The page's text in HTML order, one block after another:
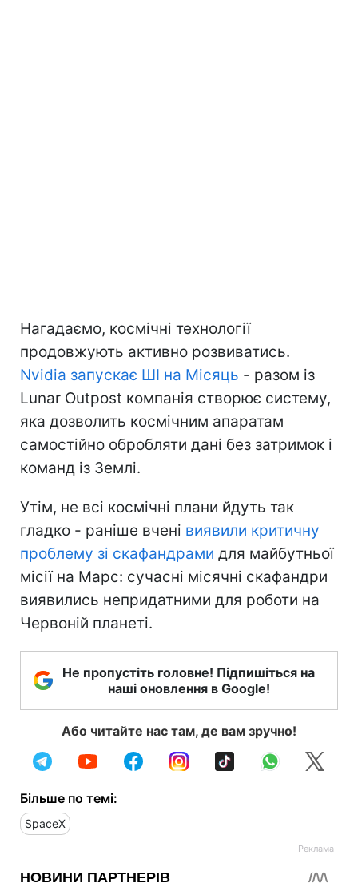
Нагадаємо, космічні технології
продовжують активно розвиватись.
Nvidia запускає ШІ на Місяць - разом із
Lunar Outpost компанія створює систему,
яка дозволить космічним апаратам
самостійно обробляти дані без затримок і
команд із Землі.
Утім, не всі космічні плани йдуть так
гладко - раніше вчені виявили критичну
проблему зі скафандрами для майбутньої
місії на Марс: сучасні місячні скафандри
виявились непридатними для роботи на
Червоній планеті.
Не пропустіть головне! Підпишіться на
наші оновлення в Google!
Або читайте нас там, де вам зручно!
Більше по темі:
SpaceX